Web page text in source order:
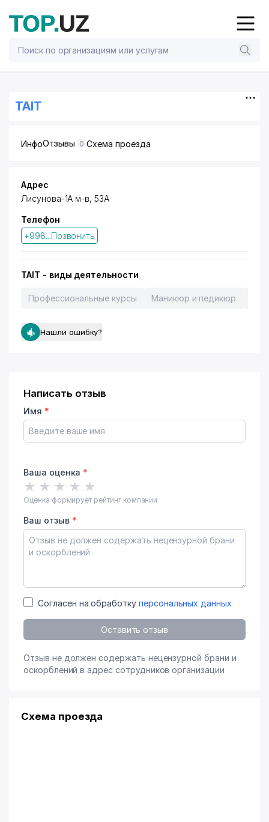
TAIT
ИнфоОтзывы 0 Схема проезда
Адрес
Лисунова-1А м-в, 53А
Телефон
+998...Позвонить
TAIT - виды деятельности
Профессиональные курсы Маникюр и педикюр
Нашли ошибку?
Написать отзыв
Имя *
Ваша оценка *
★ ★ ★ ★ ★
Оценка формирует рейтинг компании
Ваш отзыв *
Согласен на обработку персональных данных
Оставить отзыв
Отзыв не должен содержать нецензурной брани и
оскорблений в адрес сотрудников организации
Схема проезда